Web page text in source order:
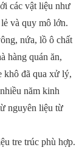
các vật liệu như
và quy mô lớn.
nứa, lồ ô chất
hàng quán ăn,
khô đã qua xử lý,
năm kinh
nguyên liệu từ
tre trúc phù hợp.